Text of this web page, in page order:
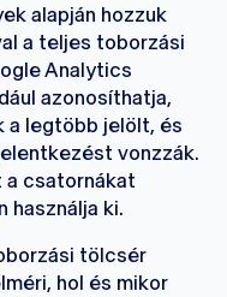
alapján hozzuk
a teljes toborzási
Analytics
azonosíthatja,
a legtöbb jelölt, és
vonzzák.
a csatornákat
használja ki.
tölcsér
hol és mikor